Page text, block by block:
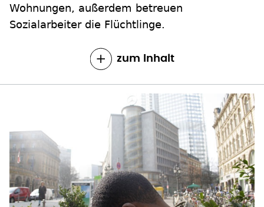
Wohnungen, außerdem betreuen
Sozialarbeiter die Flüchtlinge.
zum Inhalt